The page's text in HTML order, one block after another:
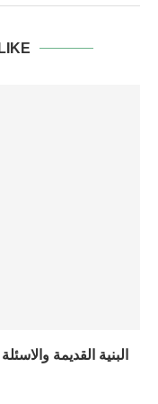
البنية القديمة